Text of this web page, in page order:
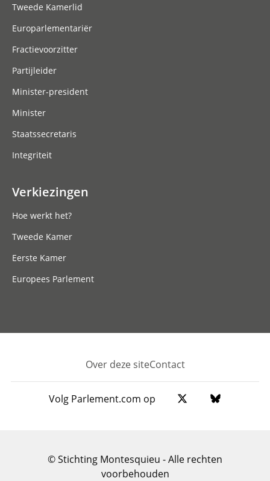
Tweede Kamerlid
Europarlementariër
Fractievoorzitter
Partijleider
Minister-president
Minister
Staatssecretaris
Integriteit
Verkiezingen
Hoe werkt het?
Tweede Kamer
Eerste Kamer
Europees Parlement
Footer
Over deze siteContact
Volg Parlement.com op
© Stichting Montesquieu - Alle rechten
voorbehouden